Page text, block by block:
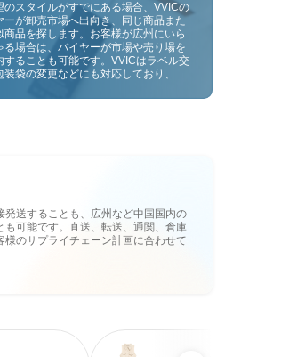
のスタイルがすでにある場合、VVICの
ーが卸売市場へ出向き、同じ商品また
商品を探します。お客様が広州にいら
る場合は、バイヤーが市場や売り場を
することも可能です。VVICはラベル交
装袋の変更などにも対応しており、今
応予定です。仕入れをお客様のビジネ
発送することも、広州など中国国内の
も可能です。直送、転送、通関、倉庫
様のサプライチェーン計画に合わせて